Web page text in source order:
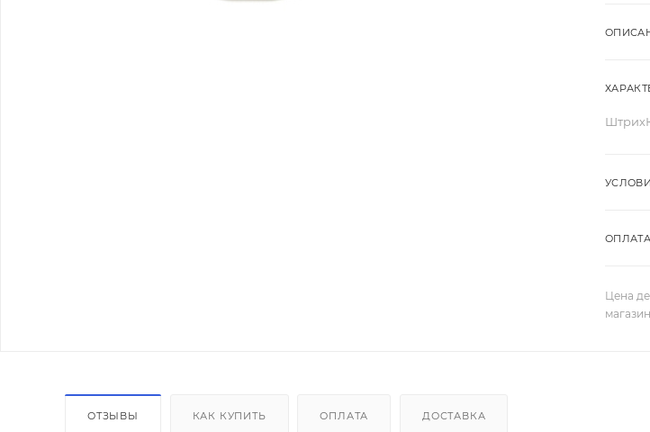
Цена
ОТЗЫВЫ КАК КУПИТЬ ОПЛАТА ДОСТАВКА